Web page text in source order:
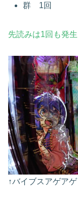
群 1回
先読みは1回も発
↑バイブスアゲア